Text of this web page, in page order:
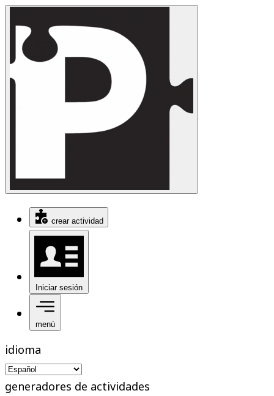
crear actividad
Iniciar sesión
menú
idioma
generadores de actividades